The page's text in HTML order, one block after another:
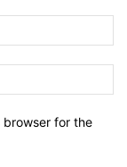
browser for the